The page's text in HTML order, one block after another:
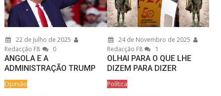
22 de Julho de 2025
Redacção F8
0
ANGOLA E A
ADMINISTRAÇÃO TRUMP
Opinião
24 de Novembro de 2025
Redacção F8
1
OLHAI PARA O QUE LHE
DIZEM PARA DIZER
Política